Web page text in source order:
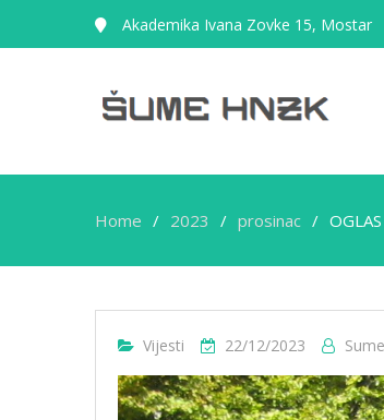
Akademika Ivana Zovke 15, Mostar
Home 2023 prosinac
Vijesti 22/12/2023